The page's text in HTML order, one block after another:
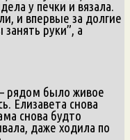
у печки и вязала.
и впервые за долгие
руки”, а
рядом было живое
Елизавета снова
снова будто
даже ходила по